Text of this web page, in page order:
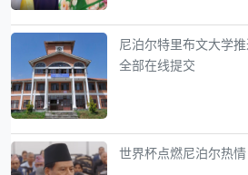
尼泊尔特里布文大学
全部在线提交
世界杯点燃尼泊尔热